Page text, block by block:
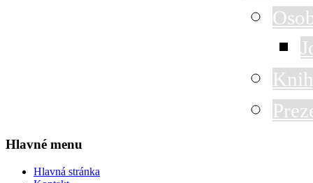
Hlavné menu
Hlavná stránka